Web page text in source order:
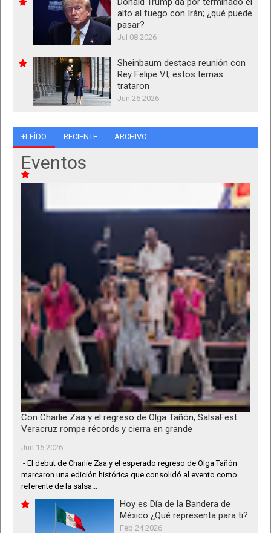
alto al fuego con Irán; ¿qué puede
pasar?
Jul 08 2026
Sheinbaum destaca reunión con
Rey Felipe VI; estos temas
trataron
Jun 26 2026
+LEÍDO RECIENTE ARCHIVO
Eventos
Con Charlie Zaa y el regreso de Olga Tañón, SalsaFest
Veracruz rompe récords y cierra en grande
Jun 15 2026
- El debut de Charlie Zaa y el esperado regreso de Olga Tañón
marcaron una edición histórica que consolidó al evento como
referente de la salsa...
Hoy es Día de la Bandera de
México ¿Qué representa para ti?
Feb 24 2026